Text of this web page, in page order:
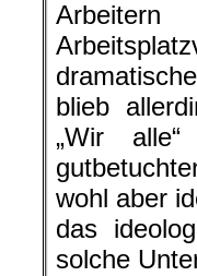
blieb
„Wir
wohl aber
das
solche